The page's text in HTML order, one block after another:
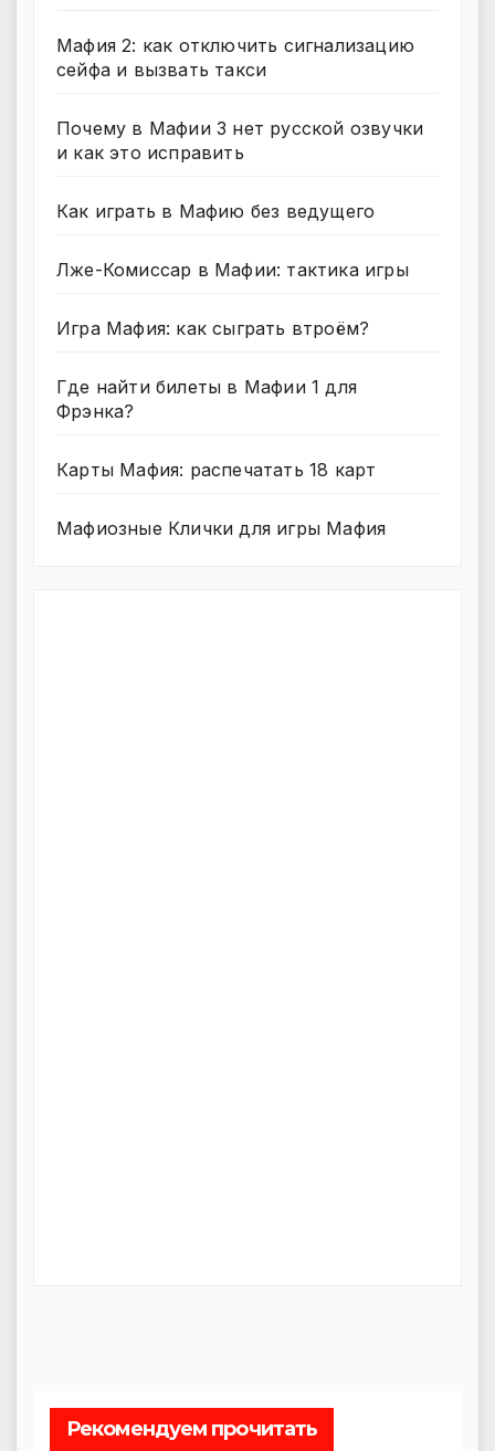
Мафия 2: как отключить сигнализацию
сейфа и вызвать такси
Почему в Мафии 3 нет русской озвучки
и как это исправить
Как играть в Мафию без ведущего
Лже-Комиссар в Мафии: тактика игры
Игра Мафия: как сыграть втроём?
Где найти билеты в Мафии 1 для
Фрэнка?
Карты Мафия: распечатать 18 карт
Мафиозные Клички для игры Мафия
Рекомендуем прочитать